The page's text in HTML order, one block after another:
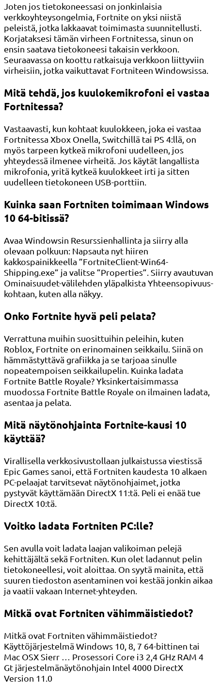
Joten jos tietokoneessasi on jonkinlaisia ​​
verkkoyhteysongelmia, Fortnite on yksi niistä
peleistä, jotka lakkaavat toimimasta suunnitellusti.
Korjataksesi tämän virheen Fortnitessa, sinun on
ensin saatava tietokoneesi takaisin verkkoon.
Seuraavassa on koottu ratkaisuja verkkoon liittyviin
virheisiin, jotka vaikuttavat Fortniteen Windowsissa.
Mitä tehdä, jos kuulokemikrofoni ei vastaa
Fortnitessa?
Vastaavasti, kun kohtaat kuulokkeen, joka ei vastaa
Fortnitessa Xbox Onella, Switchillä tai PS 4:llä, on
myös tarpeen kytkeä mikrofoni uudelleen, jos
yhteydessä ilmenee virheitä. Jos käytät langallista
mikrofonia, yritä kytkeä kuulokkeet irti ja sitten
uudelleen tietokoneen USB-porttiin.
Kuinka saan Fortniten toimimaan Windows
10 64-bitissä?
Avaa Windowsin Resurssienhallinta ja siirry alla
olevaan polkuun: Napsauta nyt hiiren
kakkospainikkeella ”FortniteClient-Win64-
Shipping.exe” ja valitse ”Properties”. Siirry avautuvan
Ominaisuudet-välilehden yläpalkista Yhteensopivuus-
kohtaan, kuten alla näkyy.
Onko Fortnite hyvä peli pelata?
Verrattuna muihin suosittuihin peleihin, kuten
Roblox, Fortnite on erinomainen seikkailu. Siinä on
hämmästyttävä grafiikka ja se tarjoaa sinulle
nopeatempoisen seikkailupelin. Kuinka ladata
Fortnite Battle Royale? Yksinkertaisimmassa
muodossa Fortnite Battle Royale on ilmainen ladata,
asentaa ja pelata.
Mitä näytönohjainta Fortnite-kausi 10
käyttää?
Virallisella verkkosivustollaan julkaistussa viestissä
Epic Games sanoi, että Fortniten kaudesta 10 alkaen
PC-pelaajat tarvitsevat näytönohjaimet, jotka
pystyvät käyttämään DirectX 11:tä. Peli ei enää tue
DirectX 10:tä.
Voitko ladata Fortniten PC:lle?
Sen avulla voit ladata laajan valikoiman pelejä
kehittäjältä sekä Fortniten. Kun olet ladannut pelin
tietokoneellesi, voit aloittaa. On syytä mainita, että
suuren tiedoston asentaminen voi kestää jonkin aikaa
ja vaatii vakaan Internet-yhteyden.
Mitkä ovat Fortniten vähimmäistiedot?
Mitkä ovat Fortniten vähimmäistiedot?
Käyttöjärjestelmä Windows 10, 8, 7 64-bittinen tai
Mac OSX Sierr … Prosessori Core i3 2,4 GHz RAM 4
Gt järjestelmänäytönohjain Intel 4000 DirectX
Version 11.0